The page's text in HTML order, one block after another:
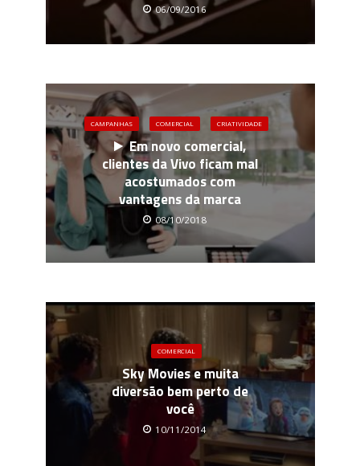
06/09/2016
CAMPANHAS COMERCIAL CRIATIVIDADE
Em novo comercial,
clientes da Vivo ficam mal
acostumados com
vantagens da marca
08/10/2018
COMERCIAL
Sky Movies e muita
diversão bem perto de
você
10/11/2014